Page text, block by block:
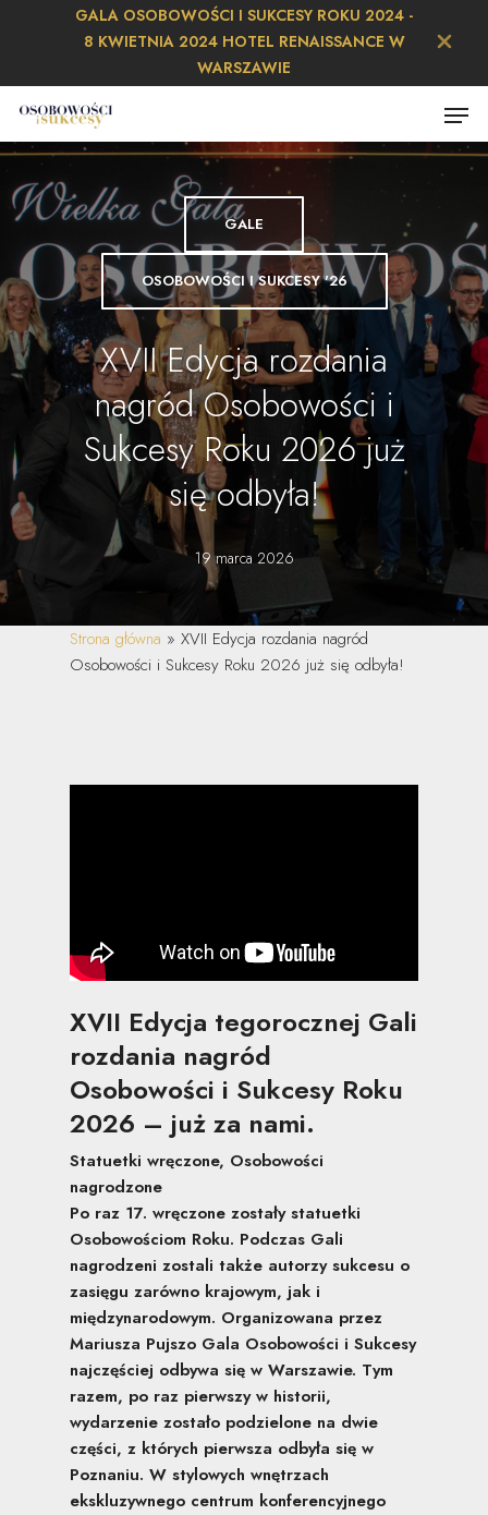
content
GALA OSOBOWOŚCI I SUKCESY ROKU 2024 -
8 KWIETNIA 2024 HOTEL RENAISSANCE W
WARSZAWIE
Menu
GALE
OSOBOWOŚCI I SUKCESY '26
XVII Edycja rozdania
nagród Osobowości i
Sukcesy Roku 2026 już
się odbyła!
19 marca 2026
Strona główna » XVII Edycja rozdania nagród
Osobowości i Sukcesy Roku 2026 już się odbyła!
XVII Edycja tegorocznej Gali
rozdania nagród
Osobowości i Sukcesy Roku
2026 – już za nami.
Statuetki wręczone, Osobowości
nagrodzone
Po raz 17. wręczone zostały statuetki
Osobowościom Roku. Podczas Gali
nagrodzeni zostali także autorzy sukcesu o
zasięgu zarówno krajowym, jak i
międzynarodowym. Organizowana przez
Mariusza Pujszo Gala Osobowości i Sukcesy
najczęściej odbywa się w Warszawie. Tym
razem, po raz pierwszy w historii,
wydarzenie zostało podzielone na dwie
części, z których pierwsza odbyła się w
Poznaniu. W stylowych wnętrzach
ekskluzywnego centrum konferencyjnego
Menu